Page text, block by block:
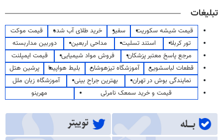
تبلیغات
قیمت شیشه سکوریت سفیر خرید طلای آب شده
قیمت موکت
تور کربلا
استند تسلیت مداحی اربعین
دوربین مداربسته
مرجع پاسخ معتبر پزشکان
فروش مواد شیمیایی
قیمت ایمپلنت
قطعات لباسشویی
آموزشگاه تیزهوشان بلیط هواپیما
پرشین هتل
نمایندگی بوش در تهران
بهترین جراح بینی
آموزشگاه زبان ملل
قیمت و خرید سمعک نامرئی
مهرینو